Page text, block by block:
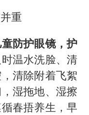
重
防护眼镜，护
时温水洗脸、清
清除附着飞絮
湿拖地、湿擦
春捂养生，早